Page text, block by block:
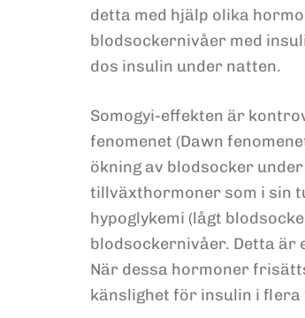
detta med hjälp olika
blodsockernivåer med
dos insulin under natten.
Somogyi-effekten är
fenomenet (Dawn
ökning av blodsocker
tillväxthormoner som i sin
hypoglykemi (lågt
blodsockernivåer. Detta
När dessa hormoner
känslighet för insulin i